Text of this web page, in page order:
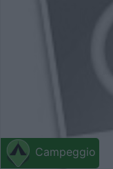
Campeggio